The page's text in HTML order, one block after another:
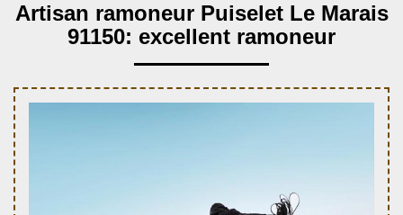
Artisan ramoneur Puiselet Le Marais
91150: excellent ramoneur